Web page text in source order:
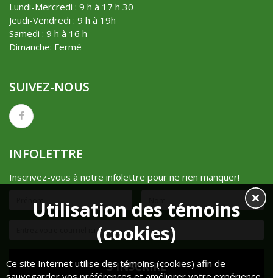
Lundi-Mercredi : 9 h à 17 h 30
Jeudi-Vendredi : 9 h à 19h
Samedi : 9 h à 16 h
Dimanche: Fermé
SUIVEZ-NOUS
INFOLETTRE
Inscrivez-vous à notre infolettre pour ne rien manquer!
Utilisation des témoins
(cookies)
Ce site Internet utilise des témoins (cookies) afin de